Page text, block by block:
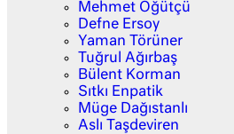
Mehmet Öğütçü
Defne Ersoy
Yaman Törüner
Tuğrul Ağırbaş
Bülent Korman
Sıtkı Enpatik
Müge Dağıstanlı
Aslı Taşdeviren